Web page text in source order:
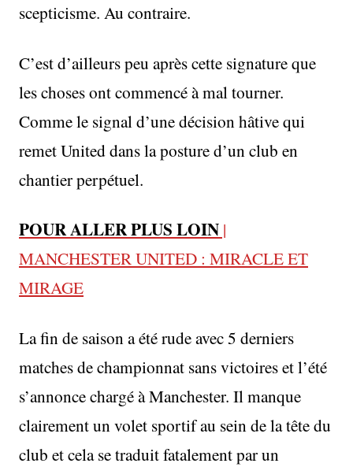
scepticisme. Au contraire.
C’est d’ailleurs peu après cette signature que
les choses ont commencé à mal tourner.
Comme le signal d’une décision hâtive qui
remet United dans la posture d’un club en
chantier perpétuel.
POUR ALLER PLUS LOIN |
MANCHESTER UNITED : MIRACLE ET
MIRAGE
La fin de saison a été rude avec 5 derniers
matches de championnat sans victoires et l’été
s’annonce chargé à Manchester. Il manque
clairement un volet sportif au sein de la tête du
club et cela se traduit fatalement par un